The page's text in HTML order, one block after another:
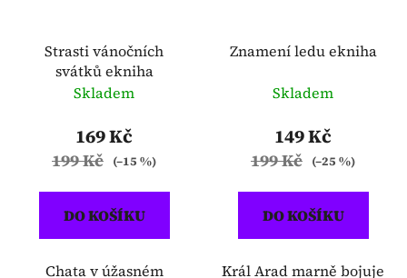
Strasti vánočních
svátků ekniha
Skladem
169 Kč
199 Kč (–15 %)
DO KOŠÍKU
Chata v úžasném
Znamení ledu ekniha
Skladem
149 Kč
199 Kč (–25 %)
DO KOŠÍKU
Král Arad marně bojuje